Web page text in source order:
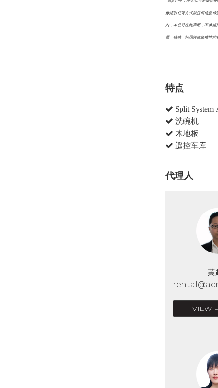
毋须以任何方式就任何信息
内，本公司在此声明，不承担
属、特殊、惩罚性或惩戒性的
特点
Split System
洗碗机
木地板
遥控车库
代理人
黄
VIEW